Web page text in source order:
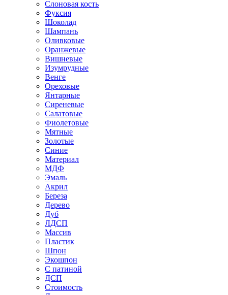
Слоновая кость
Фуксия
Шоколад
Шампань
Оливковые
Оранжевые
Вишневые
Изумрудные
Венге
Ореховые
Янтарные
Сиреневые
Салатовые
Фиолетовые
Мятные
Золотые
Синие
Материал
МДФ
Эмаль
Акрил
Береза
Дерево
Дуб
ЛДСП
Массив
Пластик
Шпон
Экошпон
С патиной
ДСП
Стоимость